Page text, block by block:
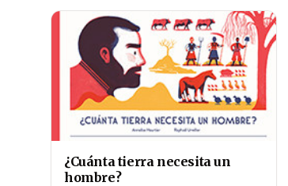
¿Cuánta tierra necesita un
hombre?